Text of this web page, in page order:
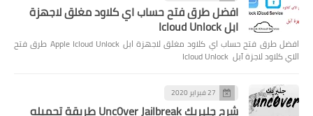
افضل طرق فتح حساب اي كلاود مغلق لاجهزة
ابل Icloud Unlock
افضل طرق فتح حساب اي كلاود مغلق لاجهزة ابل Apple Icloud Unlock طرق فتح
الاي كلاود لاجزة آبل Icloud Unlock
27 فبراير 2020
شرح جلبريك Unc0ver Jailbreak طريقة تحميله